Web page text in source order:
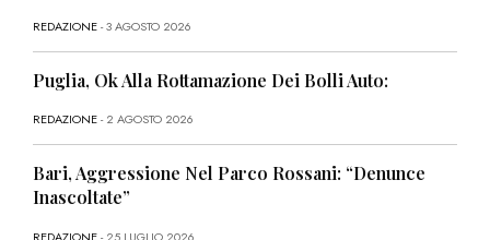
REDAZIONE- 3 AGOSTO 2026
Puglia, Ok Alla Rottamazione Dei Bolli Auto:
REDAZIONE- 2 AGOSTO 2026
Bari, Aggressione Nel Parco Rossani: “Denunce
Inascoltate”
REDAZIONE- 25 LUGLIO 2026